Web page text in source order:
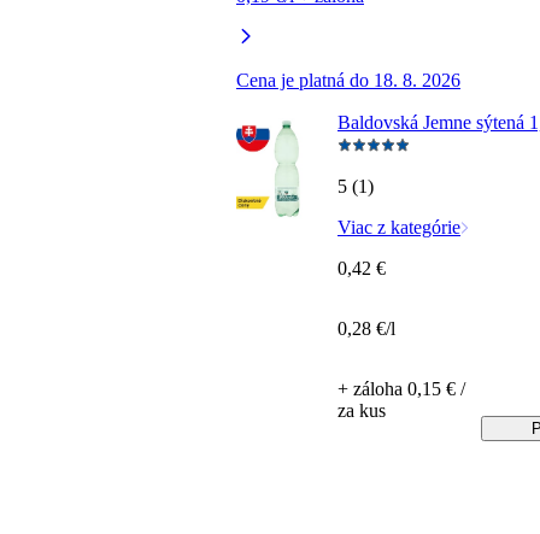
Cena je platná do 18. 8. 2026
Baldovská Jemne sýtená
5 (1)
Viac z kategórie
0,42 €
0,28 €/l
+ záloha 0,15 € /
za kus